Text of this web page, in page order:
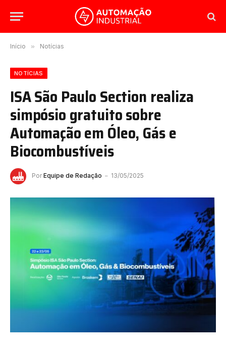
Início » Notícias
NOTÍCIAS
ISA São Paulo Section realiza
simpósio gratuito sobre
Automação em Óleo, Gás e
Biocombustíveis
Por Equipe de Redação 13/05/2025